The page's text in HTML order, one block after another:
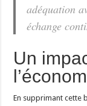
adéquation
échange
Un
En supprimant cette